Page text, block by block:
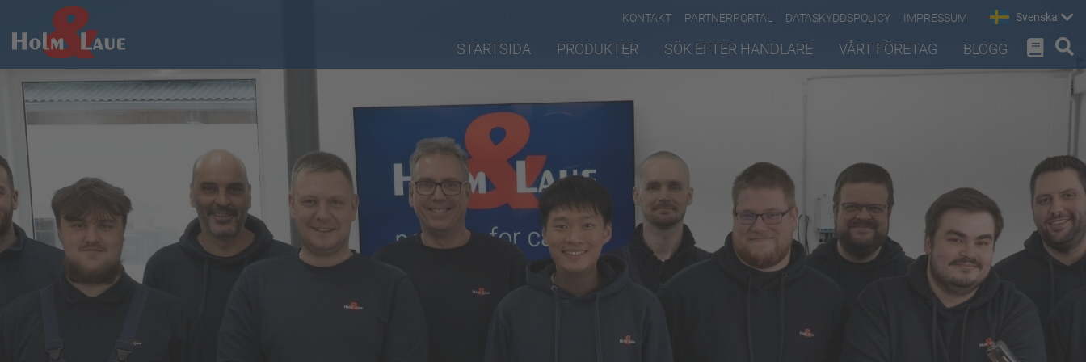
KONTAKT PARTNERPORTAL DATASKYDDSPOLICY IMPRESSUM Svenska
STARTSIDA PRODUKTER SÖK EFTER HANDLARE VÅRT FÖRETAG BLOGG